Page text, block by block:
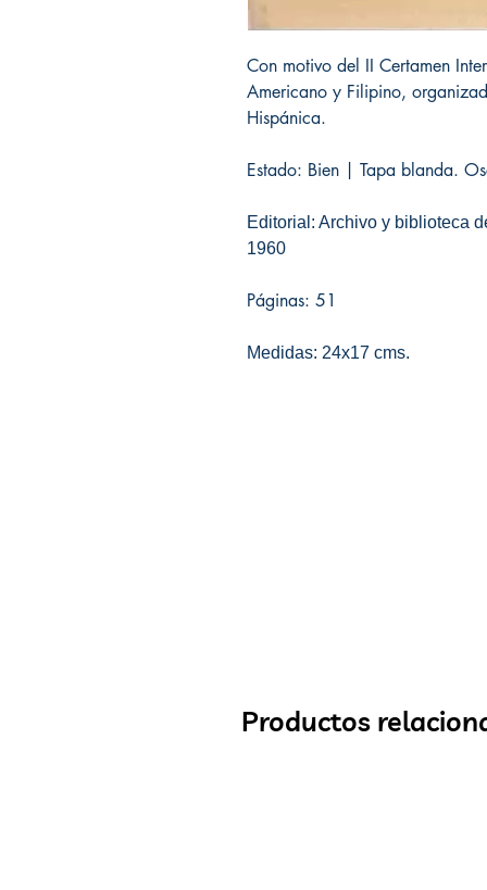
Con motivo del II Certamen
Americano y Filipino,
Hispánica.
Estado: Bien | Tapa blanda.
Editorial: Archivo y biblioteca
1960
Páginas: 51
Medidas: 24x17 cms.
Productos